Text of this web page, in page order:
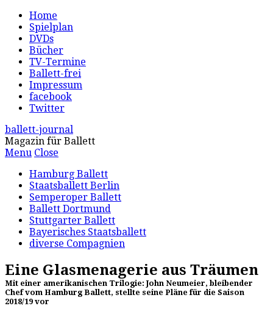
Home
Spielplan
DVDs
Bücher
TV-Termine
Ballett-frei
Impressum
facebook
Twitter
ballett-journal
Magazin für Ballett
Menu Close
Hamburg Ballett
Staatsballett Berlin
Semperoper Ballett
Ballett Dortmund
Stuttgarter Ballett
Bayerisches Staatsballett
diverse Compagnien
Eine Glasmenagerie aus Träumen
Mit einer amerikanischen Trilogie: John Neumeier, bleibender
Chef vom Hamburg Ballett, stellte seine Pläne für die Saison
2018/19 vor